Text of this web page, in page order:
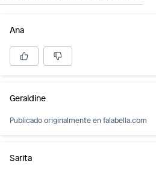
Ana
Geraldine
Publicado originalmente enfalabella.com
Sarita